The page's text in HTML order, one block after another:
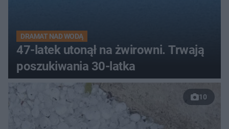
DRAMAT NAD WODĄ
47-latek utonął na żwirowni. Trwają
poszukiwania 30-latka
10